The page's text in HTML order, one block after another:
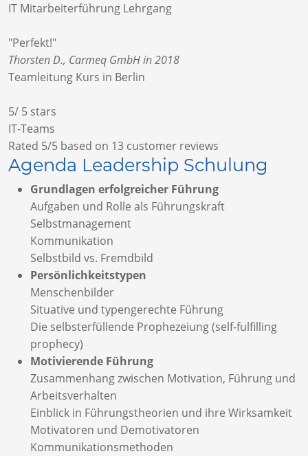
IT Mitarbeiterführung Lehrgang
"Perfekt!"
Thorsten D., Carmeq GmbH in 2018
Teamleitung Kurs in Berlin
5/ 5 stars
IT-Teams
Rated 5/5 based on 13 customer reviews
Agenda Leadership Schulung
Grundlagen erfolgreicher Führung
Aufgaben und Rolle als Führungskraft
Selbstmanagement
Kommunikation
Selbstbild vs. Fremdbild
Persönlichkeitstypen
Menschenbilder
Situative und typengerechte Führung
Die selbsterfüllende Prophezeiung (self-fulfilling
prophecy)
Motivierende Führung
Zusammenhang zwischen Motivation, Führung und
Arbeitsverhalten
Einblick in Führungstheorien und ihre Wirksamkeit
Motivatoren und Demotivatoren
Kommunikationsmethoden